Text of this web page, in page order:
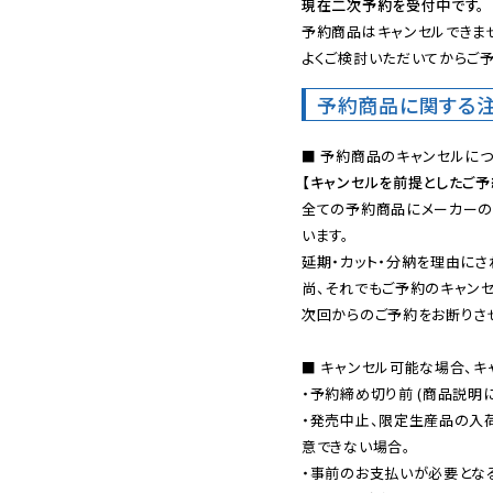
現在二次予約を受付中です。
予約商品はキャンセルできま
よくご検討いただいてからご
予約商品に関する
【キャンセルを前提としたご
全ての予約商品にメーカーの
います。
延期・カット・分納を理由に
尚、それでもご予約のキャン
次回からのご予約をお断りさ
■ キャンセル可能な場合、
・予約締め切り前 (商品説
・発売中止、限定生産品の
意できない場合。
・事前のお支払いが必要と